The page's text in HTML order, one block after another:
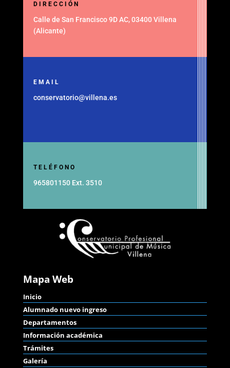
DIRECCIÓN
Calle de San Francisco 9D AC, 03400 Villena
(Alicante)
EMAIL
conservatorio@villena.es
TELÉFONO
965801150 Ext. 3510
Mapa Web
Inicio
Alumnado nuevo ingreso
Departamentos
Información académica
Trámites
Galería